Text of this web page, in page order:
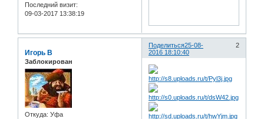
Последний визит:
09-03-2017 13:38:19
Поделиться 2
25-08-
2016 18:10:40
Игорь В
Заблокирован
Откуда: Уфа